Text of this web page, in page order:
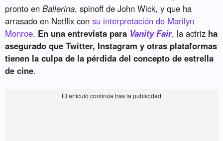
pronto enBallerina, spinoff de John Wick, y que ha
arrasado en Netflix consu interpretación de Marilyn
Monroe. En una entrevista para Vanity Fair, la actriz ha
asegurado que Twitter, Instagram y otras plataformas
tienen la culpa de la pérdida del concepto de estrella
de cine.